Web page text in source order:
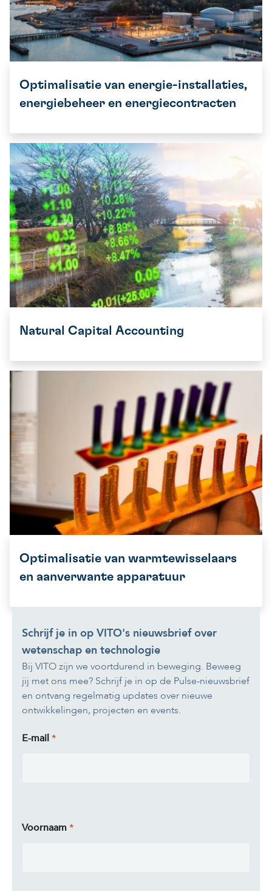
Optimalisatie van energie-installaties,
energiebeheer en energiecontracten
Natural Capital Accounting
Optimalisatie van warmtewisselaars
en aanverwante apparatuur
Schrijf je in op VITO's nieuwsbrief over
wetenschap en technologie
Bij VITO zijn we voortdurend in beweging. Beweeg
jij met ons mee? Schrijf je in op de Pulse-nieuwsbrief
en ontvang regelmatig updates over nieuwe
ontwikkelingen, projecten en events.
E-mail
Voornaam